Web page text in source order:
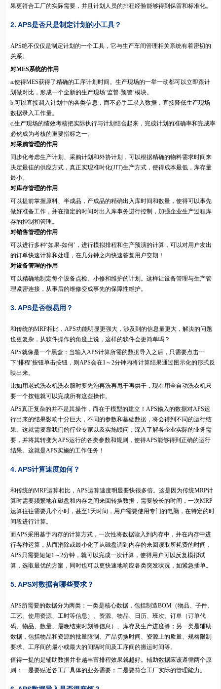
果更符合工厂的实际需要，并且计划人员的排程经验能够得到保留和标准化。
2. APS是否只是制定计划的小工具？
APS绝不仅仅是制定计划的一个工具，它与生产车间管理相关系统有着密切的
关系。
对MES系统的作用
a.使得MES获得了精确的工序计划时间。生产现场的一举一动都可以立即跟计
划做对比，形成一个全新的生产现场‘监督-预警’模块。
b.可以直接调入计划中的各类信息，而不必手工录入数据，直接降低生产现场
数据录入工作量。
c.生产现场的绩效考核把实际执行与计划结合起来，完成计划的准确率和完成率
必然成为考核的重要指标之一。
对采购管理的作用
同步化考虑生产计划、采购计划和外协计划，可以根据精确的物料需求时间来
决定最佳的供应方式，真正实现准时化(JIT)生产方式，使得成本最低，库存量
最小。
对库存管理的作用
可以提前掌握原料、半成品，产成品的精确出入库时间和数量，使得可以事先
做好准备工作，并在指定的时间对出入库事务进行控制，加强企业生产过程库
存的控制和管理。
对销售管理的作用
可以进行多种‘如果-如何’，进行模拟排程和生产预演的计算，可以对用户发出
的订单快速计算和处理，在几分钟之内快速答复用户交期！
对设备管理的作用
可以精确地制定每个设备点检、小修和维护的计划。这样让设备管理与生产管
理紧密连接，从事后的维修变成事先的保障性维护。
3. APS是否很易用？
和传统的MRP相比，APS功能明显更强大，涉及到的信息量更大，解决的问题
也更复杂，从软件操作的角度上说，这样的软件会更简单吗？
APS就像是一个黑盒：当输入APS计算所需的数据导入之后，只需要点击一
下‘排程’按钮单击按钮，则APS会在1～2分钟内将计算结果通过图示化的形式反
映出来。
比如用老式洗衣机洗衣服时要先泡再洗再甩干再烘干，现在用全自动洗衣机只
要一个按钮就可以完成所有这些操作。
APS真正复杂的并不是其操作，而在于模型的建立！APS输入的数据对APS运
行出来的结果影响十分巨大，不同的参数和基础数据，将会得到不同的运行结
果。这就需要靠我们的行业专家以及实施顾问，深入了解各企业实际的业务需
要，并将其转变为APS运行的各类参数和规则，使得APS能够得到正确的运行
结果。这就是APS实施的工作任务！
4. APS计算速度如何？
和传统的MRP运算相比，APS运算速度明显要快很多倍。这是因为传统MRP计
算时需要频繁地在磁盘和内存之间来回转换数据，需要较长的时间，一次MRP
运算往往需要几个小时，甚至1天时间，用户需要使用专门的电脑，在特定的时
间段进行计算。
而APS采用基于内存的计算方式，一次性将数据读入到内存中，并在内存中进
行各种运算，从而消除或最小化了从磁盘调到内存的来回读取所耗费的时间，
APS只需要短短1～2分钟，就可以完成一次计算，使得用户可以反复模拟试
算，选取最优的方案，同时也可以更快速地响应各类突发状况，如紧急插单。
5. APS对数据有哪些要求？
APS所需要的数据分为两类：一类是核心数据，包括制造BOM（物品、子件、
工艺、使用资源、工时等信息）、资源、物品、日历、班次、订单（订单代
码、物品、数量、最晚结束时刻等信息）、库存及生产进度等；另一类是辅助
数据，包括物品和资源的批量限制、产品切换时间、资源上的质量、规格限制
要求、工序间的最小或最大的间隔时间及工序间的搬运时间等。
值得一提的是辅助数据并非越丰富排程效果就越好。辅助数据应该遵循两个原
则：一是要贴近各工厂具体的业务需要；二是要符合工厂实际的管理能力。